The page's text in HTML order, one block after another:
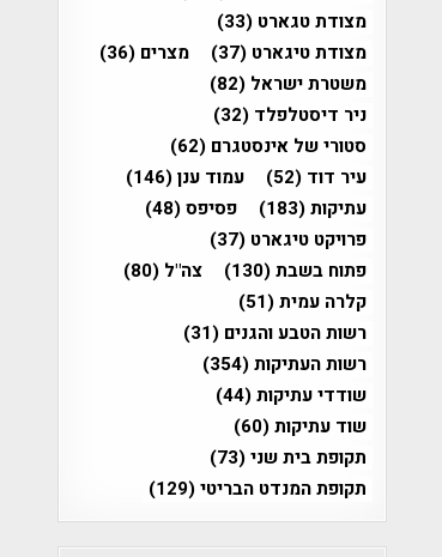
מצודת טגארט (33)
מצודת טיגארט (37) מצרים (36)
משטרת ישראל (82)
ניר דיסטלפלד (32)
סטורי של אינסטגרם (62)
עיר דוד (52) עמוד ענן(146)
עתיקות(183) פסיפס(48)
פרויקט טיגארט (37)
פתוח בשבת(130) צה"ל (80)
קלרה עמית(51)
רשות הטבע והגנים (31)
רשות העתיקות(354)
שודדי עתיקות(44)
שוד עתיקות(60)
תקופת בית שני(73)
תקופת המנדט הבריטי(129)